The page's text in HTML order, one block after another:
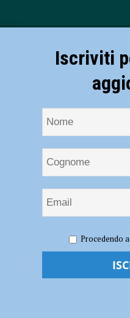
‘Ndrangheta, confiscati beni per
finanza di Cremona: indagini
‘Ndrangheta,
Iscriviti
Procedendo